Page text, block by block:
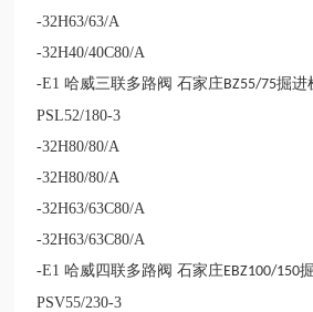
-32H63/63/A
-32H40/40C80/A
-E1 哈威三联多路阀 石家庄BZ55/75掘进
PSL52/180-3
-32H80/80/A
-32H80/80/A
-32H63/63C80/A
-32H63/63C80/A
-E1 哈威四联多路阀 石家庄EBZ100/150
PSV55/230-3